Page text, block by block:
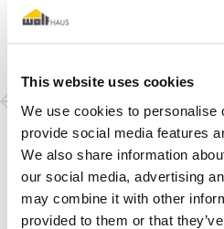
This website uses cookies
We use cookies to personalise
provide social media features
We also share information
our social media, advertising
may combine it with other
provided to them or that
Previous
project
Découvrez